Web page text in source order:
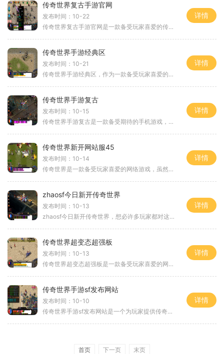
传奇世界复古手游官网
发布时间：10-22
传奇世界复古手游官网是一款备受玩家喜爱的传奇系列手游。作为经典传奇的重现，官方精心制作了复古版本，还原了当年经典的游戏玩法，让玩家们可以再次体验到传奇世界最初的魅
详情
传奇世界手游经典区
发布时间：10-21
传奇世界手游经典区，作为一款备受玩家喜爱的手机游戏，不仅继承了传奇世界端游的经典玩法和剧情，还加入了更多新颖刺激的玩法，给玩家带来全新的游戏体验。传奇世界手游经典
详情
传奇世界手游复古
发布时间：10-15
传奇世界手游复古是一款备受期待的手机游戏，它延续了经典的传奇世界游戏，带给玩家们全新的游戏体验。与传奇世界手游相比，传奇世界手游复古更注重游戏的复古风格，让玩家们
详情
传奇世界新开网站服45
发布时间：10-14
传奇世界是一款备受玩家喜爱的网络游戏，虽然已经有许多年的历史，但是仍然保持着巨大的魅力。而最近新开的传奇世界网站服45更是让玩家们欣喜不已。在这个新开的服务器中，玩家
详情
zhaosf今日新开传奇世界
发布时间：10-13
zhaosf今日新开传奇世界，想必许多玩家都对这款游戏充满期待。这款游戏以传奇世界为背景，吸引了众多玩家的关注。我们将详细介绍一下这款游戏的具体玩法。作为一款传奇类游戏，
详情
传奇世界超变态超强板
发布时间：10-13
传奇世界超变态超强板是一款备受玩家喜爱的网络游戏，它不仅拥有精美的画面和极富策略性的玩法，更有丰富的游戏内容和独特的系统设置。在这个游戏中，玩家可以扮演勇敢的战士
详情
传奇世界手游sf发布网站
发布时间：10-10
传奇世界手游sf发布网站是一个为玩家提供传奇世界手游私服资源的专业网站。随着传奇世界手游的火爆发行，越来越多的玩家加入到这个令人兴奋的游戏世界中。官方服务器的一些限制
详情
首页 下一页 末页